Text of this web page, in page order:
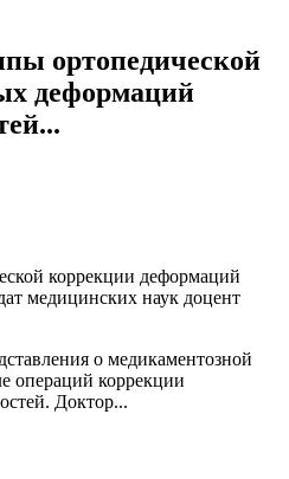
ортопедической
деформаций
коррекции деформаций
медицинских наук доцент
о медикаментозной
операций коррекции
Доктор...